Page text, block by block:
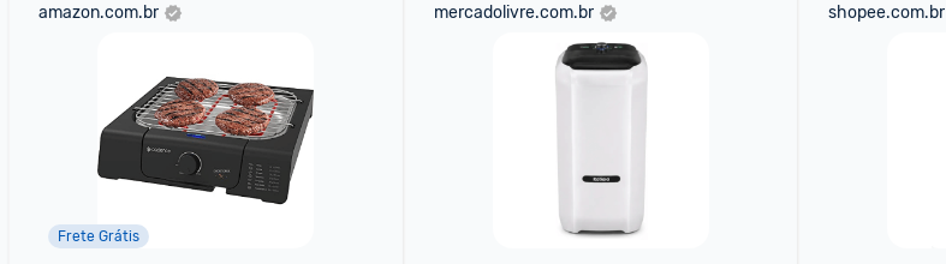
amazon.com.br
Frete Grátis
mercadolivre.com.br shopee.com.br